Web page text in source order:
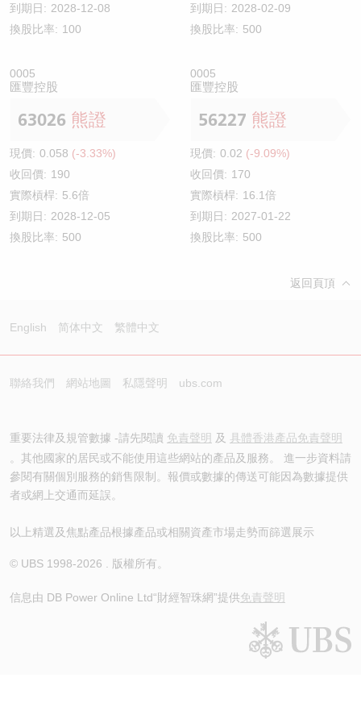
到期日: 2028-12-08
換股比率: 100
到期日: 2028-02-09
換股比率: 500
0005
匯豐控股
63026 熊證
現價: 0.058 (-3.33%)
收回價: 190
實際槓桿: 5.6倍
到期日: 2028-12-05
換股比率: 500
0005
匯豐控股
56227 熊證
現價: 0.02 (-9.09%)
收回價: 170
實際槓桿: 16.1倍
到期日: 2027-01-22
換股比率: 500
返回頁頂
English 简体中文 繁體中文
聯絡我們 網站地圖 私隱聲明 ubs.com
重要法律及規管數據 -請先閱讀 免責聲明 及 具體香港產品免責聲明
。其他國家的居民或不能使用這些網站的產品及服務。 進一步資料請
參閱有關個別服務的銷售限制。報價或數據的傳送可能因為數據提供
者或網上交通而延誤。
以上精選及焦點產品根據產品或相關資產市場走勢而篩選展示
© UBS 1998-2026 . 版權所有。
信息由 DB Power Online Ltd“財經智珠網”提供免責聲明